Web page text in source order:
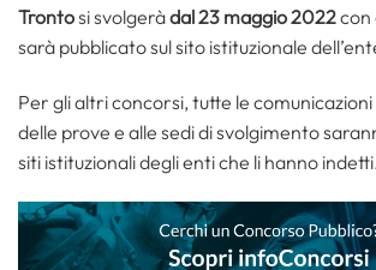
Trontosi svolgeràdal 23 maggio 2022con
sarà pubblicato sul sito istituzionale
Per gli altri concorsi, tutte le
delle prove e alle sedi di svolgimento
siti istituzionali degli enti che li hanno indetti.